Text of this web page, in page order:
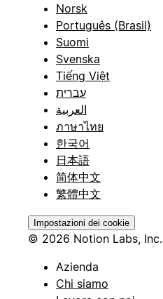
Norsk
Português (Brasil)
Suomi
Svenska
Tiếng Việt
עברית
العربية
ภาษาไทย
한국어
日本語
简体中文
繁體中文
Impostazioni dei cookie
© 2026 Notion Labs, Inc.
Azienda
Chi siamo